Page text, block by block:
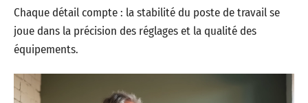
Chaque détail compte : la stabilité du poste de travail se
joue dans la précision des réglages et la qualité des
équipements.